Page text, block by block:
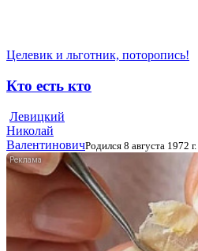
Целевик и льготник, поторопись!
Кто есть кто
Левицкий
Николай
ВалентиновичРодился 8 августа 1972 г.